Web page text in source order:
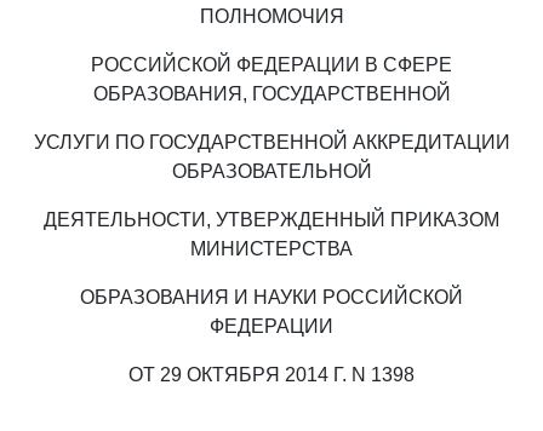
ПОЛНОМОЧИЯ
РОССИЙСКОЙ ФЕДЕРАЦИИ В СФЕРЕ
ОБРАЗОВАНИЯ, ГОСУДАРСТВЕННОЙ
УСЛУГИ ПО ГОСУДАРСТВЕННОЙ АККРЕДИТАЦИИ
ОБРАЗОВАТЕЛЬНОЙ
ДЕЯТЕЛЬНОСТИ, УТВЕРЖДЕННЫЙ ПРИКАЗОМ
МИНИСТЕРСТВА
ОБРАЗОВАНИЯ И НАУКИ РОССИЙСКОЙ
ФЕДЕРАЦИИ
ОТ 29 ОКТЯБРЯ 2014 Г. N 1398